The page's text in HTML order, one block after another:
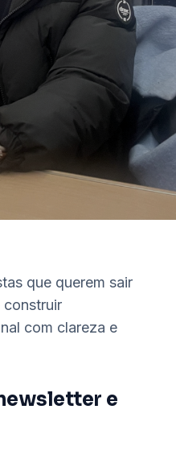
que querem sair
construir
com clareza e
e